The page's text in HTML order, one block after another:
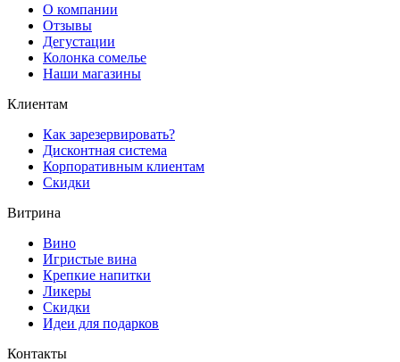
О компании
Отзывы
Дегустации
Колонка сомелье
Наши магазины
Клиентам
Как зарезервировать?
Дисконтная система
Корпоративным клиентам
Скидки
Витрина
Вино
Игристые вина
Крепкие напитки
Ликеры
Скидки
Идеи для подарков
Контакты